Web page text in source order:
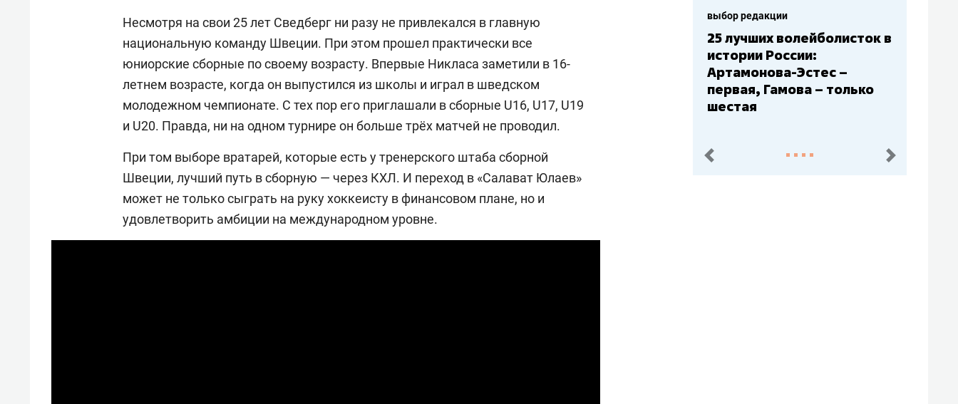
Несмотря на свои 25 лет Сведберг ни разу не привлекался в главную
национальную команду Швеции. При этом прошел практически все
юниорские сборные по своему возрасту. Впервые Никласа заметили в 16-
летнем возрасте, когда он выпустился из школы и играл в шведском
молодежном чемпионате. C тех пор его приглашали в сборные U16, U17, U19
и U20. Правда, ни на одном турнире он больше трёх матчей не проводил.
При том выборе вратарей, которые есть у тренерского штаба сборной
Швеции, лучший путь в сборную — через КХЛ. И переход в «Салават Юлаев»
может не только сыграть на руку хоккеисту в финансовом плане, но и
удовлетворить амбиции на международном уровне.
25 лучших волейболисток в
Артамонова-Эстес –
первая, Гамова – только
шестая
выбор редакции
Бюджеты клубов КХЛ: СКА
– главный мажор, «Ак
Барс» – второй, «Салават
Юлаев» – середняк
пред. след.